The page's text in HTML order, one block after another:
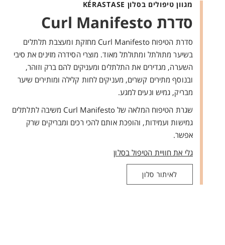
מגוון טיפולים בסלון KÉRASTASE
סדרת Curl Manifesto
סדרת הטיפוח Curl Manifesto מחזקת ומעצבת תלתלים
בשיער מתולתל ומתולתל מאוד. מוצרי הסידרה מזינים את סיבי
השערה, מגדירים את התלתלים ומעניקים להם ברק וזוהר,
ובנוסף מתירים קשרים, מעניקים לחות קלילה ומותירים שיער
מבריק, גמיש ונעים למגע.
שגרת הטיפוח המלאה של Curl Manifesto משיבה לתלתלים
גמישות ועמידות, והופכת אותם להכי רכים ומבריקים שרק
אפשר.
גלי את חוויית הטיפול בסלון
לאיתור סלון